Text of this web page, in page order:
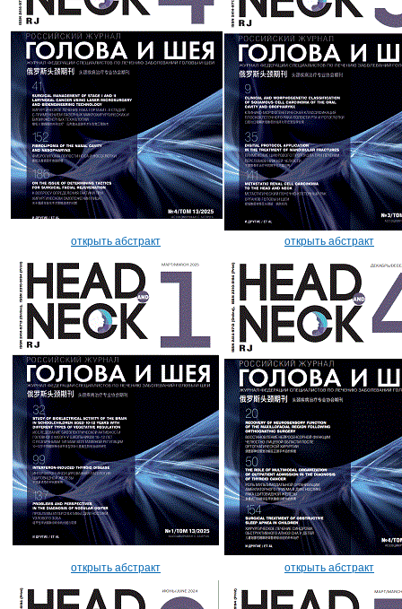
открыть абстракт открыть абстракт
открыть абстракт открыть абстракт